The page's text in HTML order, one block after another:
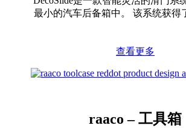
最小的汽车后备箱中。 该系统获得
查看更多
raaco – 工具箱